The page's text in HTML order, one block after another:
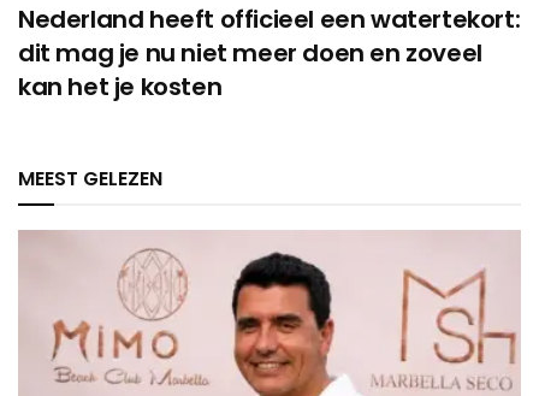
Nederland heeft officieel een watertekort:
dit mag je nu niet meer doen en zoveel
kan het je kosten
MEEST GELEZEN